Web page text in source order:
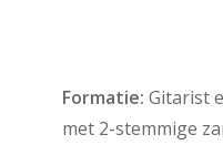
Formatie: Gitarist
met 2-stemmige